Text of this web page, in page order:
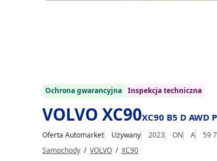
Ochrona gwarancyjna Inspekcja techniczna
VOLVO XC90XC90 B5 D
Oferta Automarket Używany 2023 ON A 59
Samochody / VOLVO / XC90